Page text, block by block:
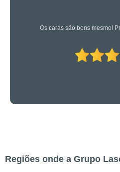
Os caras são bons mesmo!
Regiões onde a Grupo